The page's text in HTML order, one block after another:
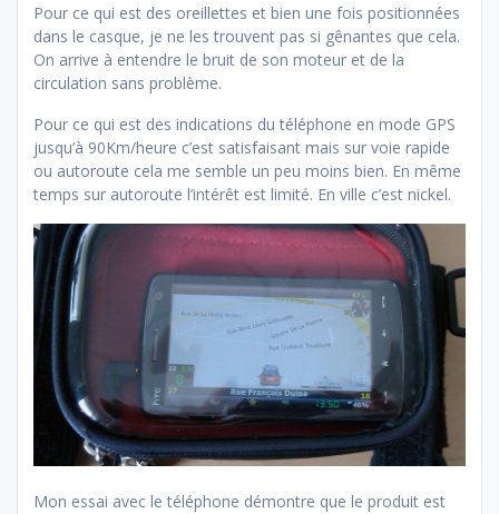
Pour ce qui est des oreillettes et bien une fois positionnées
dans le casque, je ne les trouvent pas si gênantes que cela.
On arrive à entendre le bruit de son moteur et de la
circulation sans problème.
Pour ce qui est des indications du téléphone en mode GPS
jusqu’à 90Km/heure c’est satisfaisant mais sur voie rapide
ou autoroute cela me semble un peu moins bien. En même
temps sur autoroute l’intérêt est limité. En ville c’est nickel.
Mon essai avec le téléphone démontre que le produit est